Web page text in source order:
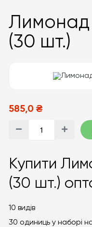
Лимонад
(30 шт.)
585,0 ₴
Купити
(30 шт.)
10 видів
30 одиниць у наборі